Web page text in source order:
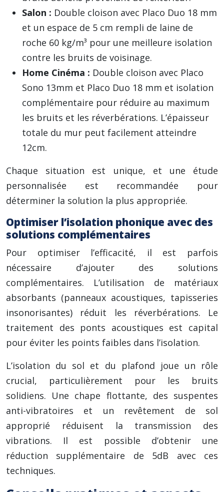
Salon : Double cloison avec Placo Duo 18 mm
et un espace de 5 cm rempli de laine de
roche 60 kg/m³ pour une meilleure isolation
contre les bruits de voisinage.
Home Cinéma : Double cloison avec Placo
Sono 13mm et Placo Duo 18 mm et isolation
complémentaire pour réduire au maximum
les bruits et les réverbérations. L’épaisseur
totale du mur peut facilement atteindre
12cm.
Chaque situation est unique, et une étude
personnalisée est recommandée pour
déterminer la solution la plus appropriée.
Optimiser l’isolation phonique avec des
solutions complémentaires
Pour optimiser l’efficacité, il est parfois
nécessaire d’ajouter des solutions
complémentaires. L’utilisation de matériaux
absorbants (panneaux acoustiques, tapisseries
insonorisantes) réduit les réverbérations. Le
traitement des ponts acoustiques est capital
pour éviter les points faibles dans l’isolation.
L’isolation du sol et du plafond joue un rôle
crucial, particulièrement pour les bruits
solidiens. Une chape flottante, des suspentes
anti-vibratoires et un revêtement de sol
approprié réduisent la transmission des
vibrations. Il est possible d’obtenir une
réduction supplémentaire de 5dB avec ces
techniques.